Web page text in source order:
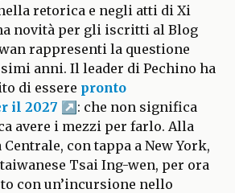
retorica e negli atti di Xi
novità per gli iscritti al Blog
rappresenti la questione
anni. Il leader di Pechino ha
di essere pronto
il 2027
: che non significa
avere i mezzi per farlo. Alla
con tappa a New York,
Tsai Ing-wen, per ora
con un’incursione nello